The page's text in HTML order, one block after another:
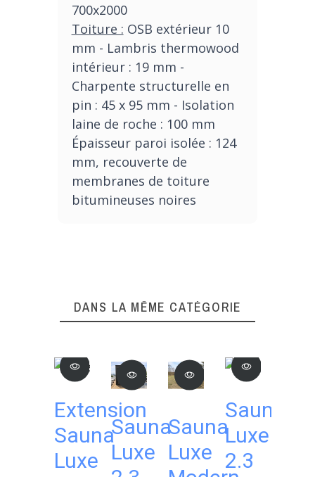
700x2000
Toiture : OSB extérieur 10
mm - Lambris thermowood
intérieur : 19 mm -
Charpente structurelle en
pin : 45 x 95 mm - Isolation
laine de roche : 100 mm
Épaisseur paroi isolée : 124
mm, recouverte de
membranes de toiture
bitumineuses noires
DANS LA MÊME CATÉGORIE
Extension
Sauna
Luxe
Sauna
Luxe
Sauna
Luxe
Sauna
Luxe
2.3